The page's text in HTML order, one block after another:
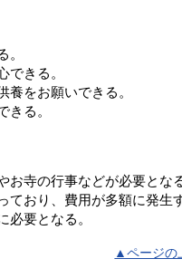
。
できる。
養をお願いできる。
きる。
お寺の行事などが必要とな
ており、費用が多額に発生
必要となる。
▲ページの